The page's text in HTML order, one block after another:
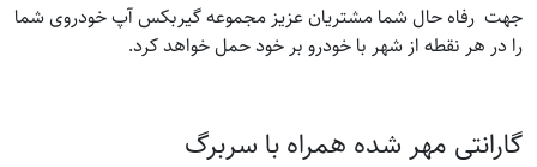
جهت رفاه حال شما مشتریان عزیز مجموعه گیربکس آپ خودروی شما
را در هر نقطه از شهر با خودرو بر خود حمل خواهد کرد.
گارانتی مهر شده همراه با سربرگ